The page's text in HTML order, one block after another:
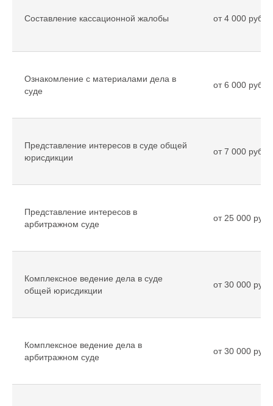
Составление кассационной жалобы от 4 000
Ознакомление с материалами дела в
суде
от 6 000
Представление интересов в суде общей
юрисдикции
от 7 000
Представление интересов в
арбитражном суде
от 25 000
Комплексное ведение дела в суде
общей юрисдикции
от 30 000
Комплексное ведение дела в
арбитражном суде
от 30 000